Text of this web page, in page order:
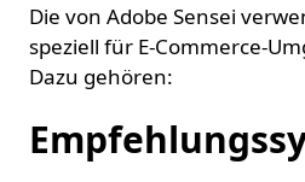
Die von Adobe Sensei
speziell für E-Commerce-
Dazu gehören: